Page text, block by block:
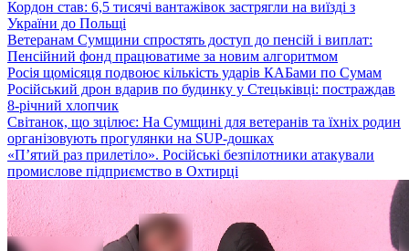
Кордон став: 6,5 тисячі вантажівок застрягли на виїзді з
України до Польщі
Ветеранам Сумщини спростять доступ до пенсій і виплат:
Пенсійний фонд працюватиме за новим алгоритмом
Росія щомісяця подвоює кількість ударів КАБами по Сумам
Російський дрон вдарив по будинку у Стецьківці: постраждав
8-річний хлопчик
Світанок, що зцілює: На Сумщині для ветеранів та їхніх родин
організовують прогулянки на SUP-дошках
«П’ятий раз прилетіло». Російські безпілотники атакували
промислове підприємство в Охтирці